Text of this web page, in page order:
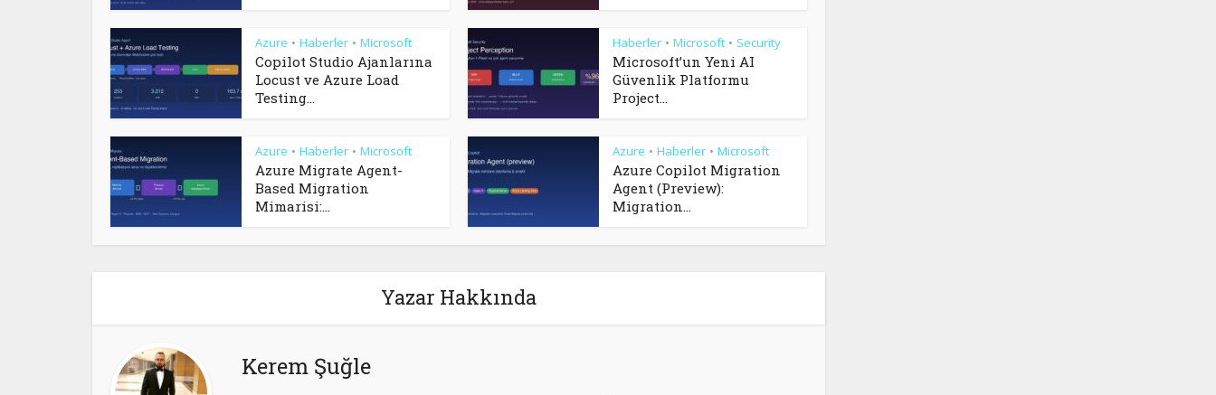
Azure • Haberler • Microsoft
Copilot Studio Ajanlarına
Locust ve Azure Load
Testing...
Haberler • Microsoft • Security
Microsoft’un Yeni AI
Güvenlik Platformu
Project...
Azure • Haberler • Microsoft
Azure Migrate Agent-
Based Migration
Mimarisi:...
Azure • Haberler • Microsoft
Azure Copilot Migration
Agent (Preview):
Migration...
Yazar Hakkında
Kerem Şuğle